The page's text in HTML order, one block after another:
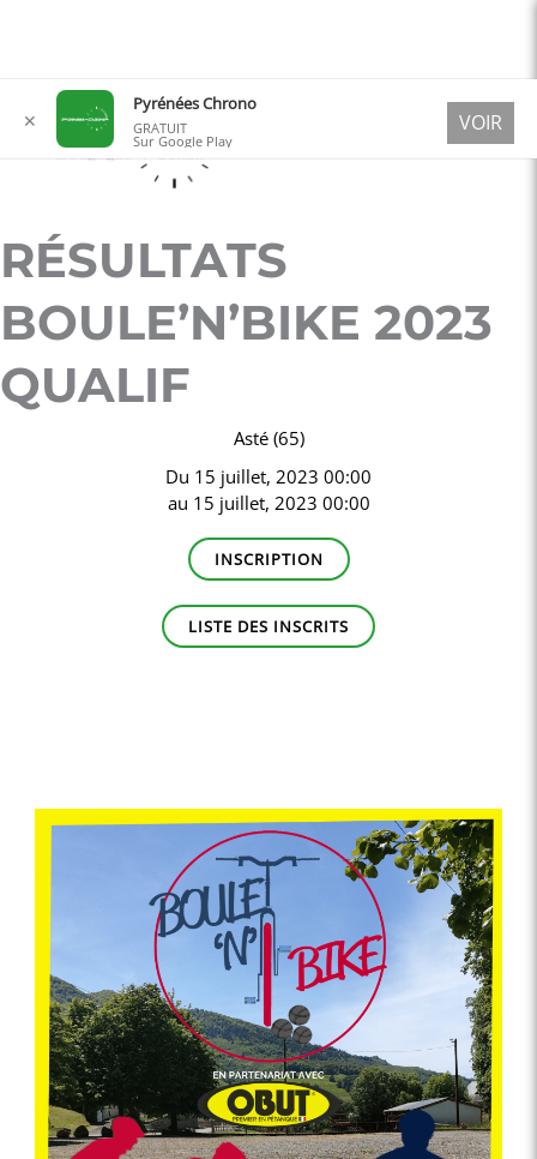
contenu
RÉSULTATS
BOULE’N’BIKE 2023
QUALIF
Asté (65)
Du 15 juillet, 2023 00:00
au 15 juillet, 2023 00:00
INSCRIPTION
LISTE DES INSCRITS
✕
Pyrénées Chrono
GRATUIT
Sur Google Play
VOIR